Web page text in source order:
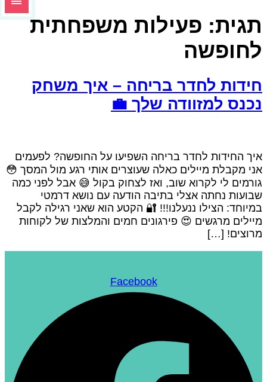
תגית: פעילות משפחתית
לחופשה
חידות לחדר בריחה – איך משחק
נכנס למזוודה שלך 💼
איך החידות לחדר בריחה השפיעו על החופשה? לפעמים
אני מקבלת מיילים כאלה שעוצרים אותי רגע מול המסך 😳
גורמים לי לקרוא שוב, ואז לצחוק בקול 😅 אבל לפני כמה
שבועות נחתה אצלי בתיבה הודעה עם נושא דרמטי
במיוחד: הצילו ננעלנו!!! 🔐 הקטע הוא שאני רגילה לקבל
מיילים מרגשים 😍 פירגונים חמים והמלצות של לקוחות
מרוצים! […]
Facebook